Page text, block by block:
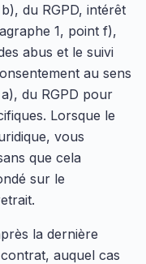
du RGPD, intérêt
1, point f),
abus et le suivi
au sens
du RGPD pour
Lorsque le
vous
que cela
sur le
la dernière
auquel cas